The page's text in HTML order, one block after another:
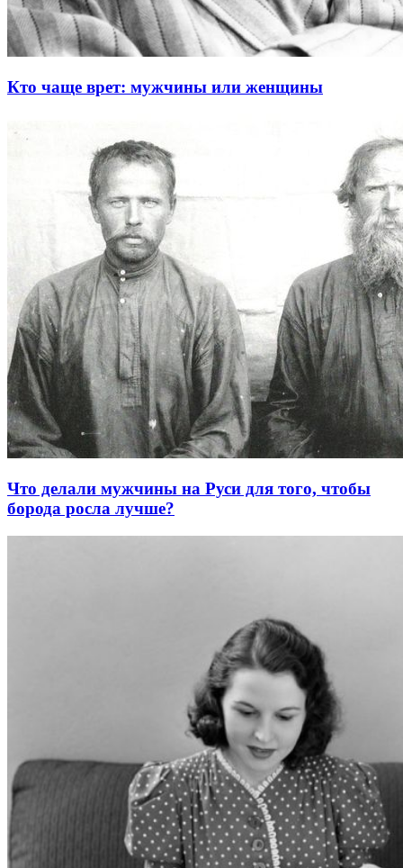
Кто чаще врет: мужчины или женщины
Что делали мужчины на Руси для того, чтобы
борода росла лучше?